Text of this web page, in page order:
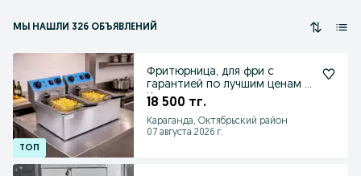
МЫ НАШЛИ 326 ОБЪЯВЛЕНИЙ
Фритюрница, для фри с
гарантией по лучшим ценам в
Караганде
18 500 тг.
Караганда, Октябрьский район
07 августа 2026 г.